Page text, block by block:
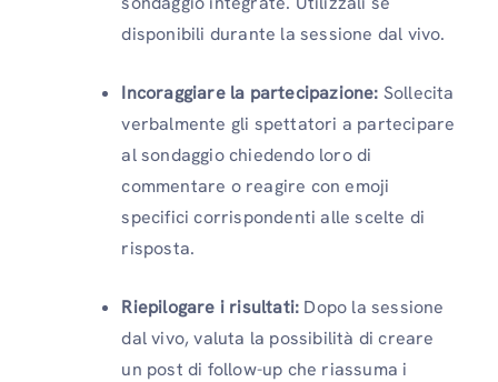
disponibili durante la sessione dal vivo.
Incoraggiare la partecipazione: Sollecita
verbalmente gli spettatori a partecipare
al sondaggio chiedendo loro di
commentare o reagire con emoji
specifici corrispondenti alle scelte di
risposta.
Riepilogare i risultati: Dopo la sessione
dal vivo, valuta la possibilità di creare
un post di follow-up che riassuma i